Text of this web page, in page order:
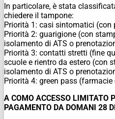
In particolare, è stata
chiedere il tampone:
Priorità 1: casi sintomatici (con
Priorità 2: guarigione (con
isolamento di ATS o
Priorità 3: contatti stretti (fine
scuole e rientro da estero (con
isolamento di ATS o
Priorità 4: green pass
A COMO ACCESSO LIMITATO
PAGAMENTO DA DOMANI 28